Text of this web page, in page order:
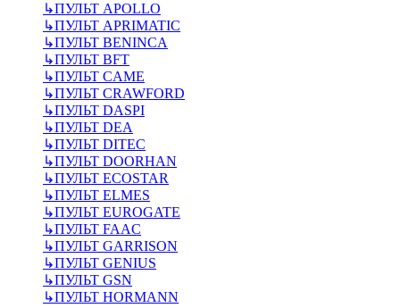
↳ПУЛЬТ APOLLO
↳ПУЛЬТ APRIMATIC
↳ПУЛЬТ BENINCA
↳ПУЛЬТ BFT
↳ПУЛЬТ CAME
↳ПУЛЬТ CRAWFORD
↳ПУЛЬТ DASPI
↳ПУЛЬТ DEA
↳ПУЛЬТ DITEC
↳ПУЛЬТ DOORHAN
↳ПУЛЬТ ECOSTAR
↳ПУЛЬТ ELMES
↳ПУЛЬТ EUROGATE
↳ПУЛЬТ FAAC
↳ПУЛЬТ GARRISON
↳ПУЛЬТ GENIUS
↳ПУЛЬТ GSN
↳ПУЛЬТ HORMANN